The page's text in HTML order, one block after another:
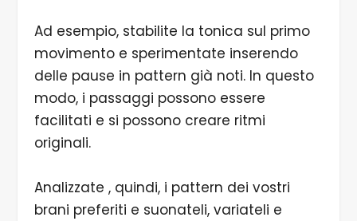
Ad esempio, stabilite la tonica sul primo
movimento e sperimentate inserendo
delle pause in pattern già noti. In questo
modo, i passaggi possono essere
facilitati e si possono creare ritmi
originali.
Analizzate , quindi, i pattern dei vostri
brani preferiti e suonateli, variateli e